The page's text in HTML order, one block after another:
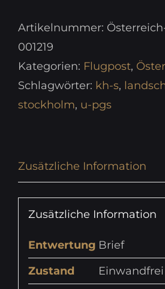
Artikelnummer:
001219
Kategorien: Flugpost,
Schlagwörter: kh-s,
stockholm, u-pgs
Zusätzliche Information
Zusätzliche Information
Entwertung Brief
Zustand
Einwandfrei